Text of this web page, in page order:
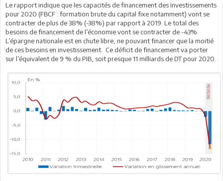
Le rapport indique que les capacités de financement des investissements
pour 2020 (FBCF : formation brute du capital fixe notamment) vont se
contracter de plus de 38% (-38%) par rapport à 2019. Le total des
besoins de financement de l’économie vont se contracter de -43%.
L’épargne nationale est en chute libre, ne pouvant financer que la moitié
de ces besoins en investissement. Ce déficit de financement va porter
sur l’équivalent de 9 % du PIB, soit presque 11 milliards de DT pour 2020.